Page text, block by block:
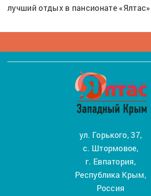
лучший отдых в пансионате
ул. Горького, 37,
с. Штормовое,
г. Евпатория,
Республика Крым,
Россия